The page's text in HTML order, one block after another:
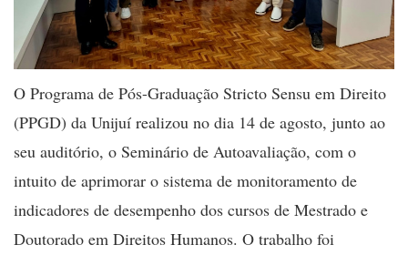
O Programa de Pós-Graduação Stricto Sensu em Direito
(PPGD) da Unijuí realizou no dia 14 de agosto, junto ao
seu auditório, o Seminário de Autoavaliação, com o
intuito de aprimorar o sistema de monitoramento de
indicadores de desempenho dos cursos de Mestrado e
Doutorado em Direitos Humanos. O trabalho foi